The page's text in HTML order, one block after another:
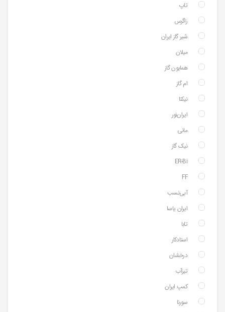
تاپ
زاگرس
شیر گاز ایران
میلان
همایون گاز
ام گاز
نیکتا
ایران‌نور
مانی
نیک گاز
ER-Bi
FF
آبی‌نسب
ایران یاسا
تابا
استادکار
درخشان
تیزآب
کمپ ایران
سورنا